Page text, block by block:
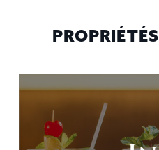
PROPRIÉTÉS